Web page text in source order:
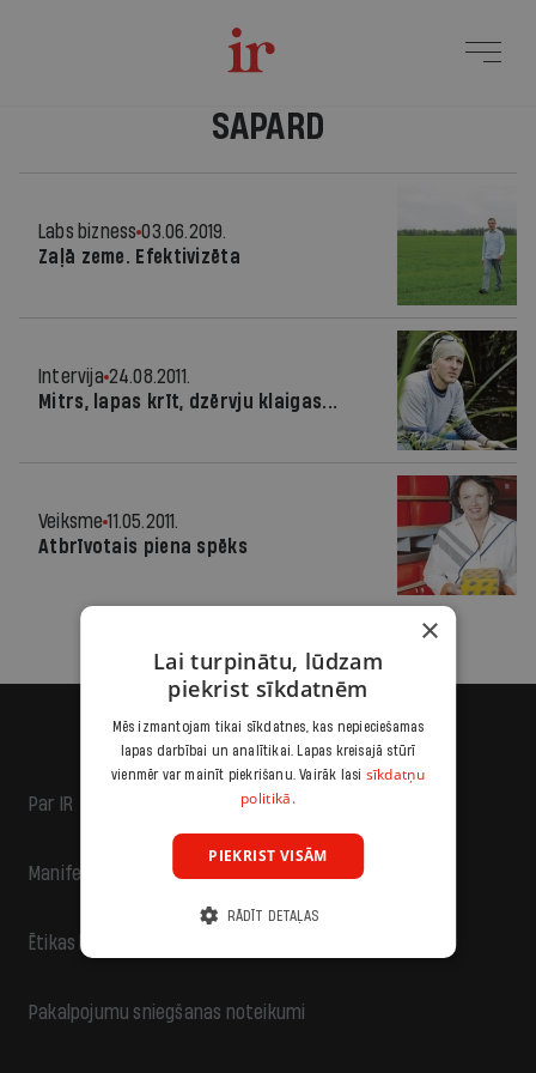
SAPARD
Labs bizness 03.06.2019.
Zaļā zeme. Efektivizēta
Intervija 24.08.2011.
Mitrs, lapas krīt, dzērvju klaigas...
Veiksme 11.05.2011.
Atbrīvotais piena spēks
Par IR
Manifests
Ētikas kodekss
Pakalpojumu sniegšanas noteikumi
×
Lai turpinātu, lūdzam
piekrist sīkdatnēm
Mēs izmantojam tikai sīkdatnes, kas nepieciešamas
lapas darbībai un analītikai. Lapas kreisajā stūrī
vienmēr var mainīt piekrišanu. Vairāk lasi sīkdatņu
politikā.
PIEKRIST VISĀM
RĀDĪT DETAĻAS